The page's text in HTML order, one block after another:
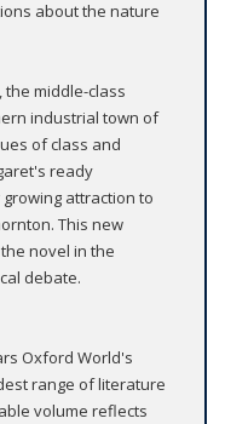
about the nature
middle-class
industrial town of
of class and
ready
attraction to
This new
novel in the
debate.
Oxford World's
range of literature
volume reflects